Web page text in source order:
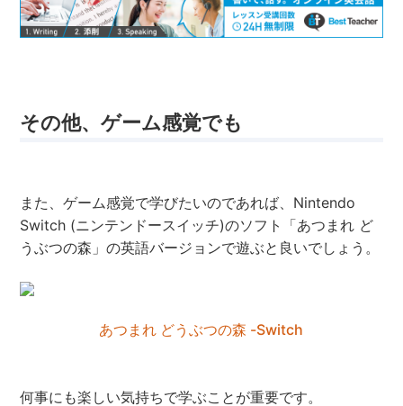
その他、ゲーム感覚でも
また、ゲーム感覚で学びたいのであれば、Nintendo
Switch (ニンテンドースイッチ)のソフト「あつまれ ど
うぶつの森」の英語バージョンで遊ぶと良いでしょう。
あつまれ どうぶつの森 -Switch
何事にも楽しい気持ちで学ぶことが重要です。